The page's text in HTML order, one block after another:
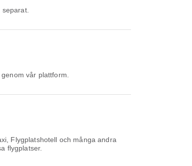
vår plattform.
Flygplatshotell och många andra
flygplatser.